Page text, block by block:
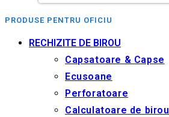
PRODUSE PENTRU OFICIU
RECHIZITE DE BIROU
Capsatoare & Capse
Ecusoane
Perforatoare
Calculatoare de birou